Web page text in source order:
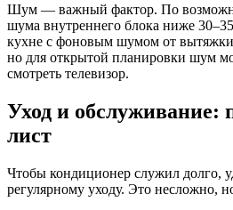
Шум — важный фактор. По
шума внутреннего блока ниже
кухне с фоновым шумом от вытяжки
но для открытой планировки шум
смотреть телевизор.
Уход и обслуживание:
лист
Чтобы кондиционер служил долго,
регулярному уходу. Это несложно,